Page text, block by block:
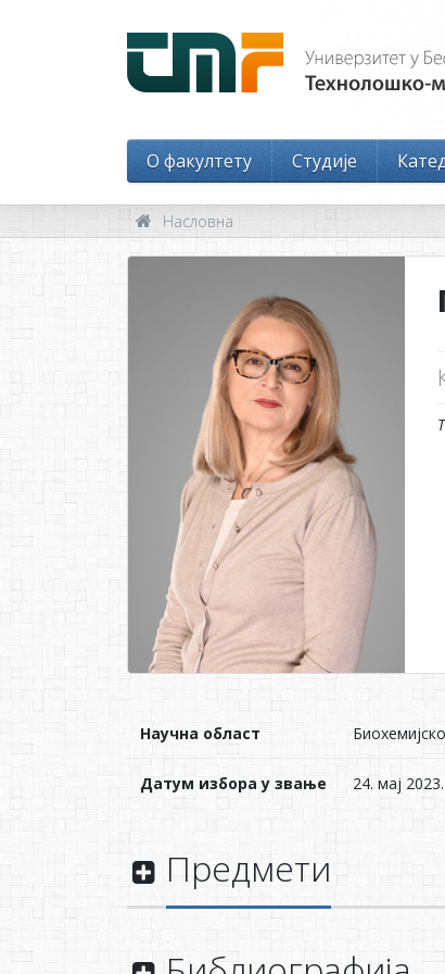
O факултету Студије
Насловна
Научна област
Датум избора у звање 24. мај 2023.
Предмети